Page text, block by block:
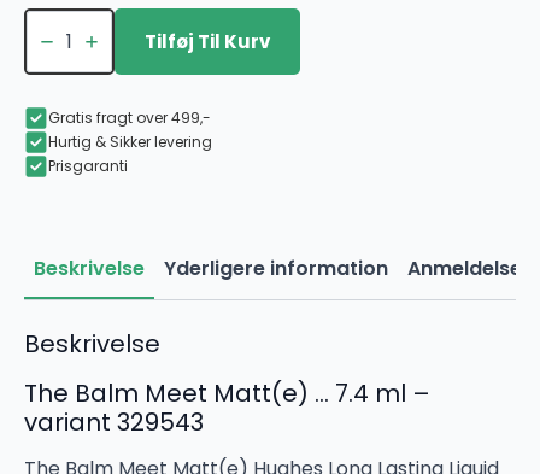
The
Balm
Meet
Matt(e)
Long
Lasting
Liquid
Lipstick
antal
Tilføj Til Kurv
Gratis fragt over 499,-
Hurtig & Sikker levering
Prisgaranti
Beskrivelse Yderligere information Anmeldelser
Beskrivelse
The Balm Meet Matt(e) … 7.4 ml –
variant 329543
The Balm Meet Matt(e) Hughes Long Lasting Liquid